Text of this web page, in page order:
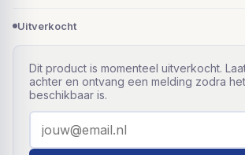
Uitverkocht
Dit product is momenteel uitverkocht.
achter en ontvang een melding zodra
beschikbaar is.